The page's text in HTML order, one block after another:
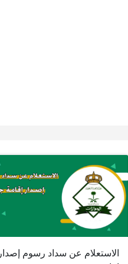
الاستعلام عن سداد رسوم إصدار